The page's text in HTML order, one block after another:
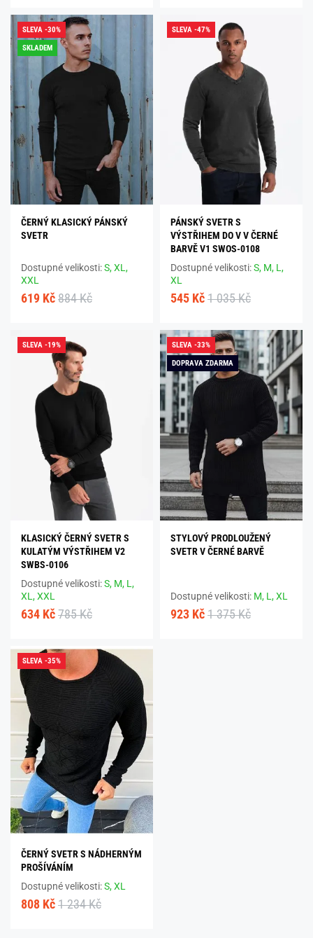
SLEVA -30%
SKLADEM
ČERNÝ KLASICKÝ PÁNSKÝ
SVETR
Dostupné velikosti:S,XL,
XXL
619 Kč 884 Kč
SLEVA -47%
PÁNSKÝ SVETR S
VÝSTŘIHEM DO V V ČERNÉ
BARVĚ V1 SWOS-0108
Dostupné velikosti:S, M, L,
XL
545 Kč 1 035 Kč
SLEVA -19%
KLASICKÝ ČERNÝ SVETR S
KULATÝM VÝSTŘIHEM V2
SWBS-0106
Dostupné velikosti:S, M, L,
XL,XXL
634 Kč 785 Kč
SLEVA -33%
DOPRAVA ZDARMA
STYLOVÝ PRODLOUŽENÝ
SVETR V ČERNÉ BARVĚ
Dostupné velikosti: M, L,XL
923 Kč 1 375 Kč
SLEVA -35%
ČERNÝ SVETR S NÁDHERNÝM
PROŠÍVÁNÍM
Dostupné velikosti:S,XL
808 Kč 1 234 Kč